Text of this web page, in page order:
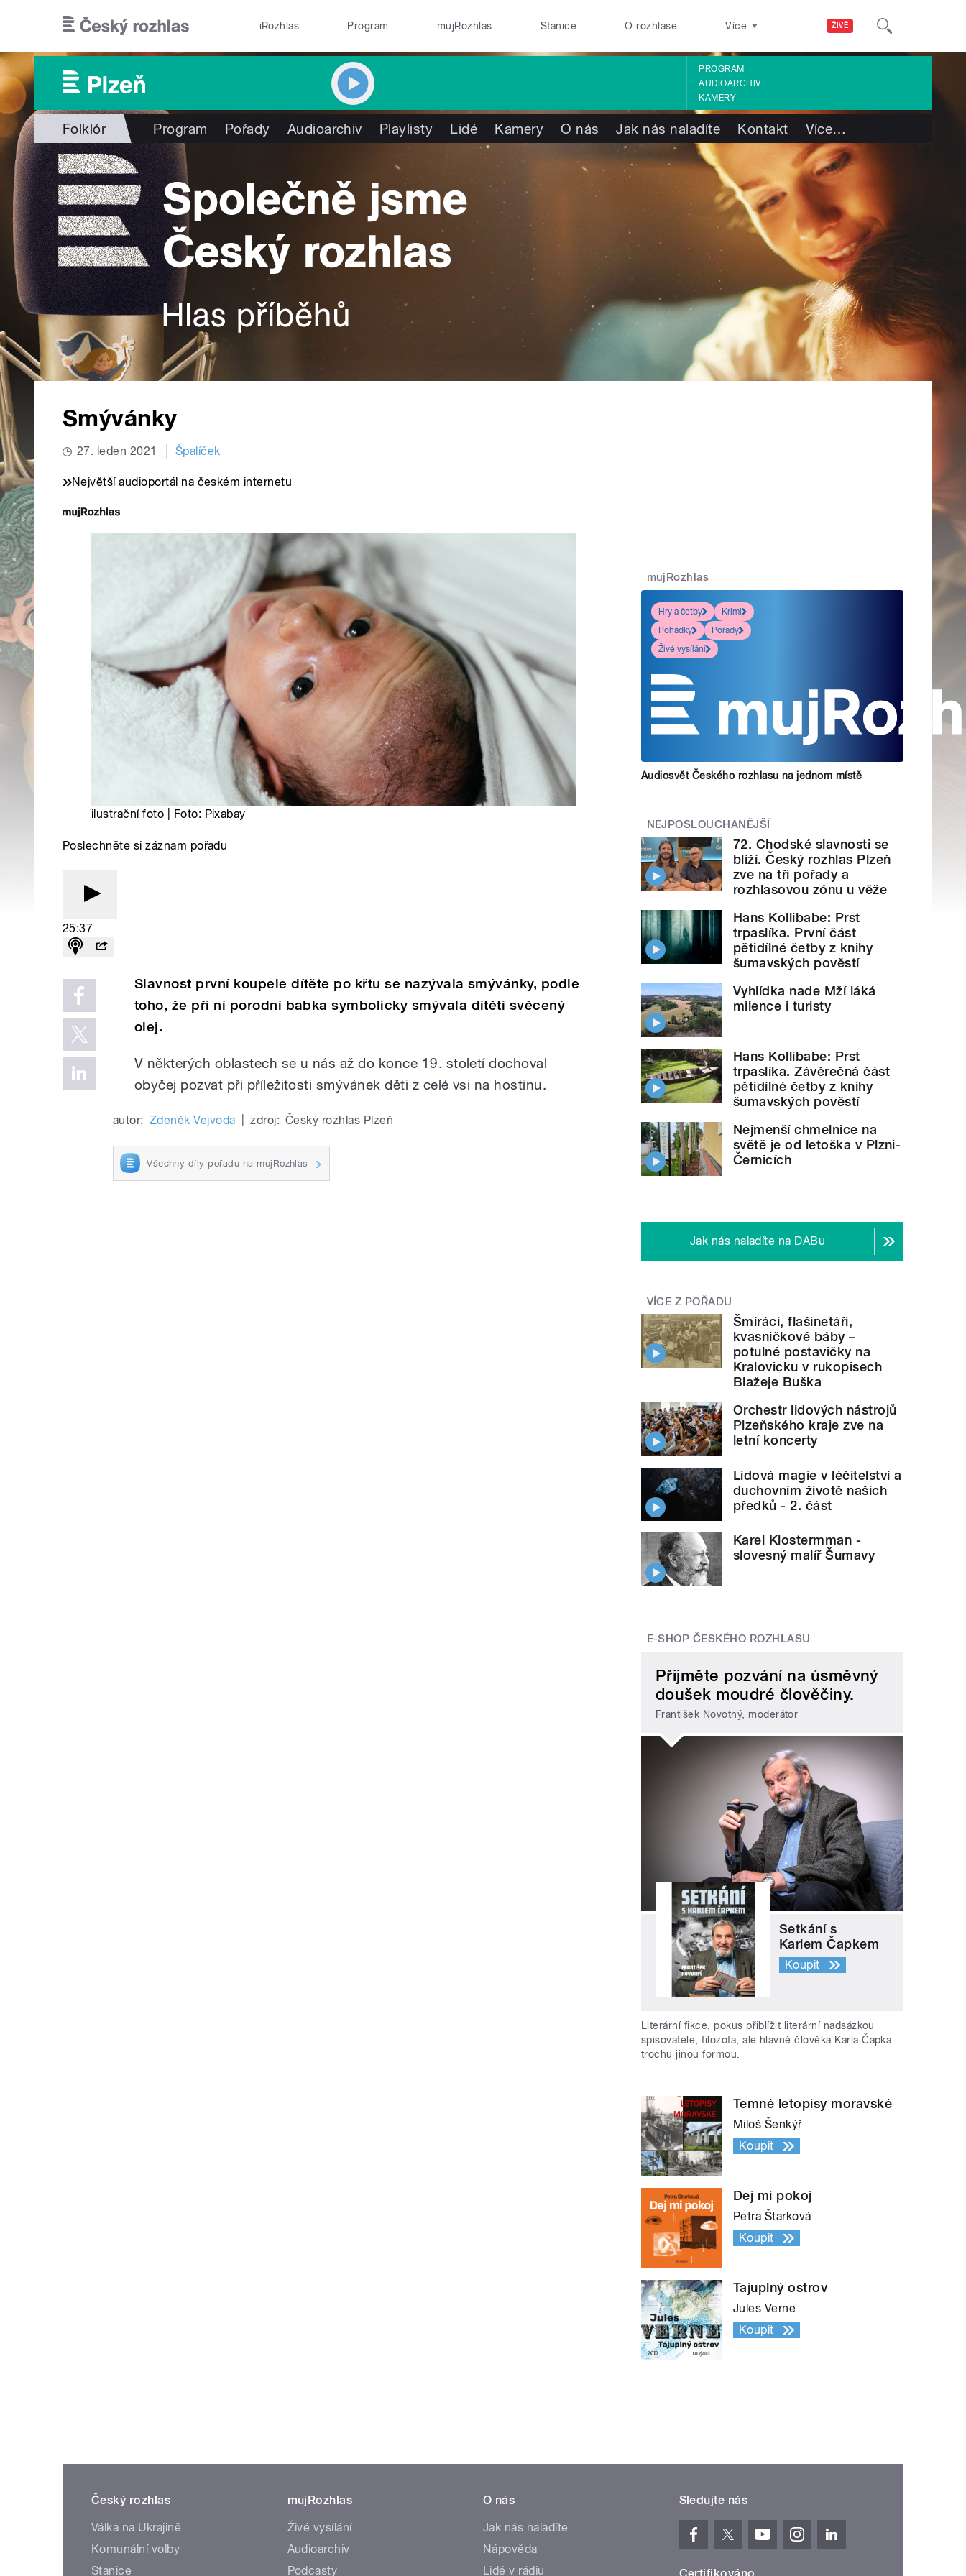
ŽIVĚ
iRozhlas Program mujRozhlas Stanice O rozhlase Více
PROGRAM
AUDIOARCHIV
KAMERY
Folklór Program Pořady Audioarchiv Playlisty Lidé Kamery O nás Jak nás naladíte Kontakt Více…
Smývánky
27. leden 2021 Špalíček
Největší audioportál na českém internetu
ilustrační foto | Foto: Pixabay
Poslechněte si záznam pořadu
25:37
Slavnost první koupele dítěte po křtu se nazývala smývánky, podle
toho, že při ní porodní babka symbolicky smývala dítěti svěcený
olej.
V některých oblastech se u nás až do konce 19. století dochoval
obyčej pozvat při příležitosti smývánek děti z celé vsi na hostinu.
autor: Zdeněk Vejvoda zdroj: Český rozhlas Plzeň
Všechny díly pořadu na mujRozhlas
mujRozhlas
Hry a četby
Krimi
Pohádky
Pořady
Živé vysílání
Audiosvět Českého rozhlasu na jednom místě
NEJPOSLOUCHANĚJŠÍ
72. Chodské slavnosti se
blíží. Český rozhlas Plzeň
zve na tři pořady a
rozhlasovou zónu u věže
Hans Kollibabe: Prst
trpaslíka. První část
pětidílné četby z knihy
šumavských pověstí
Vyhlídka nade Mží láká
milence i turisty
Hans Kollibabe: Prst
trpaslíka. Závěrečná část
pětidílné četby z knihy
šumavských pověstí
Nejmenší chmelnice na
světě je od letoška v Plzni-
Černicích
Jak nás naladíte na DABu
VÍCE Z POŘADU
Šmíráci, flašinetáři,
kvasničkové báby –
potulné postavičky na
Kralovicku v rukopisech
Blažeje Buška
Orchestr lidových nástrojů
Plzeňského kraje zve na
letní koncerty
Lidová magie v léčitelství a
duchovním životě našich
předků - 2. část
Karel Klostermman -
slovesný malíř Šumavy
E-SHOP ČESKÉHO ROZHLASU
Přijměte pozvání na úsměvný
doušek moudré člověčiny.
František Novotný, moderátor
Setkání s
Karlem Čapkem
Koupit
Literární fikce, pokus přiblížit literární nadsázkou
spisovatele, filozofa, ale hlavně člověka Karla Čapka
trochu jinou formou.
Temné letopisy moravské
Miloš Šenkýř
Koupit
Dej mi pokoj
Petra Štarková
Koupit
Tajuplný ostrov
Jules Verne
Koupit
Český rozhlas
Válka na Ukrajině
Komunální volby
Stanice
mujRozhlas
Živé vysílání
Audioarchiv
Podcasty
O nás
Jak nás naladíte
Nápověda
Lidé v rádiu
Sledujte nás